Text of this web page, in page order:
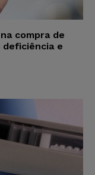
compra de
deficiência e